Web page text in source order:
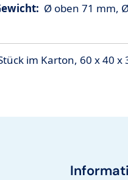
Ø oben 71 mm,
im Karton, 60 x 40 x